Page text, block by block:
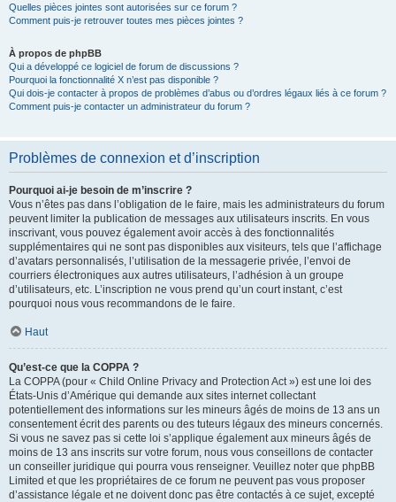
Quelles pièces jointes sont autorisées sur ce forum ?
Comment puis-je retrouver toutes mes pièces jointes ?
À propos de phpBB
Qui a développé ce logiciel de forum de discussions ?
Pourquoi la fonctionnalité X n’est pas disponible ?
Qui dois-je contacter à propos de problèmes d’abus ou d’ordres légaux liés à ce forum ?
Comment puis-je contacter un administrateur du forum ?
Problèmes de connexion et d’inscription
Pourquoi ai-je besoin de m’inscrire ?
Vous n’êtes pas dans l’obligation de le faire, mais les administrateurs du forum
peuvent limiter la publication de messages aux utilisateurs inscrits. En vous
inscrivant, vous pouvez également avoir accès à des fonctionnalités
supplémentaires qui ne sont pas disponibles aux visiteurs, tels que l’affichage
d’avatars personnalisés, l’utilisation de la messagerie privée, l’envoi de
courriers électroniques aux autres utilisateurs, l’adhésion à un groupe
d’utilisateurs, etc. L’inscription ne vous prend qu’un court instant, c’est
pourquoi nous vous recommandons de le faire.
Haut
Qu’est-ce que la COPPA ?
La COPPA (pour « Child Online Privacy and Protection Act ») est une loi des
États-Unis d’Amérique qui demande aux sites internet collectant
potentiellement des informations sur les mineurs âgés de moins de 13 ans un
consentement écrit des parents ou des tuteurs légaux des mineurs concernés.
Si vous ne savez pas si cette loi s’applique également aux mineurs âgés de
moins de 13 ans inscrits sur votre forum, nous vous conseillons de contacter
un conseiller juridique qui pourra vous renseigner. Veuillez noter que phpBB
Limited et que les propriétaires de ce forum ne peuvent pas vous proposer
d’assistance légale et ne doivent donc pas être contactés à ce sujet, excepté